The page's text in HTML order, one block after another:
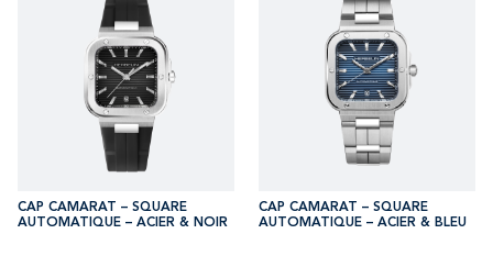
CAP CAMARAT – SQUARE
AUTOMATIQUE – ACIER & NOIR
CAP CAMARAT – SQUARE
AUTOMATIQUE – ACIER & BLEU